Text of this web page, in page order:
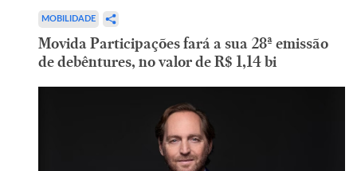
MOBILIDADE
Movida Participações fará a sua 28ª emissão
de debêntures, no valor de R$ 1,14 bi